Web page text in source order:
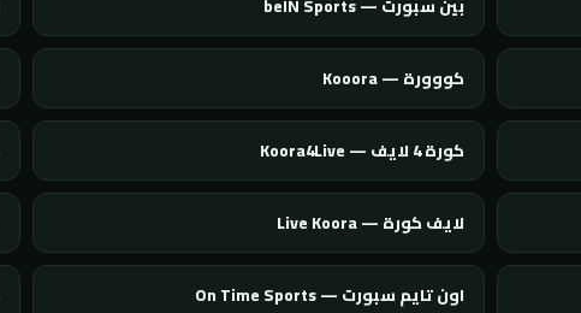
بين سبورت — beIN Sports
كووورة — Kooora
كورة 4 لايف — Koora4Live
لايف كورة — Live Koora
اون تايم سبورت — On Time Sports